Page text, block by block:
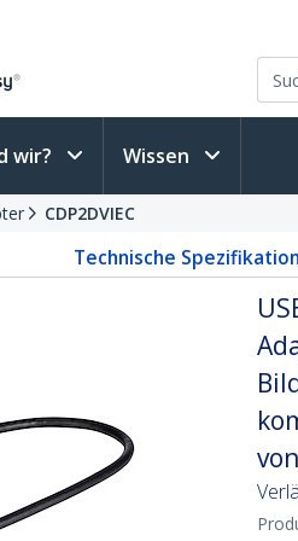
wir? Wissen
CDP2DVIEC
Technische